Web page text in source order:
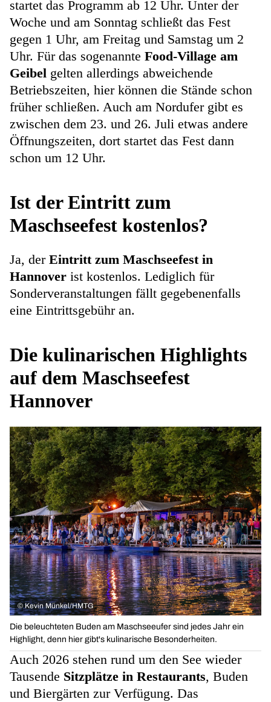
startet das Programm ab 12 Uhr. Unter der
Woche und am Sonntag schließt das Fest
gegen 1 Uhr, am Freitag und Samstag um 2
Uhr. Für das sogenannte Food-Village am
Geibel gelten allerdings abweichende
Betriebszeiten, hier können die Stände schon
früher schließen. Auch am Nordufer gibt es
zwischen dem 23. und 26. Juli etwas andere
Öffnungszeiten, dort startet das Fest dann
schon um 12 Uhr.
Ist der Eintritt zum
Maschseefest kostenlos?
Ja, derEintritt zum Maschseefest in
Hannover ist kostenlos. Lediglich für
Sonderveranstaltungen fällt gegebenenfalls
eine Eintrittsgebühr an.
Die kulinarischen Highlights
auf dem Maschseefest
Hannover
© Kevin Münkel/HMTG
Die beleuchteten Buden am Maschseeufer sind jedes Jahr ein
Highlight, denn hier gibt's kulinarische Besonderheiten.
Auch 2026 stehen rund um den See wieder
Tausende Sitzplätze in Restaurants, Buden
und Biergärten zur Verfügung. Das